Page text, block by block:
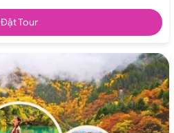
Đặt Tour